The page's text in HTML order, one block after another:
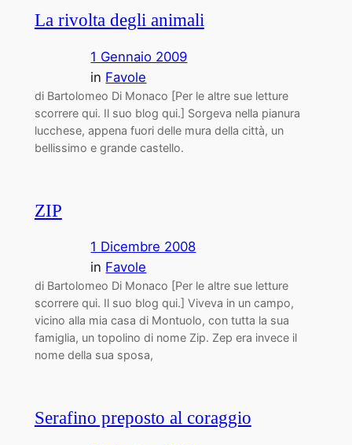
La rivolta degli animali
1 Gennaio 2009
in Favole
di Bartolomeo Di Monaco [Per le altre sue letture
scorrere qui. Il suo blog qui.] Sorgeva nella pianura
lucchese, appena fuori delle mura della città, un
bellissimo e grande castello.
ZIP
1 Dicembre 2008
in Favole
di Bartolomeo Di Monaco [Per le altre sue letture
scorrere qui. Il suo blog qui.] Viveva in un campo,
vicino alla mia casa di Montuolo, con tutta la sua
famiglia, un topolino di nome Zip. Zep era invece il
nome della sua sposa,
Serafino preposto al coraggio